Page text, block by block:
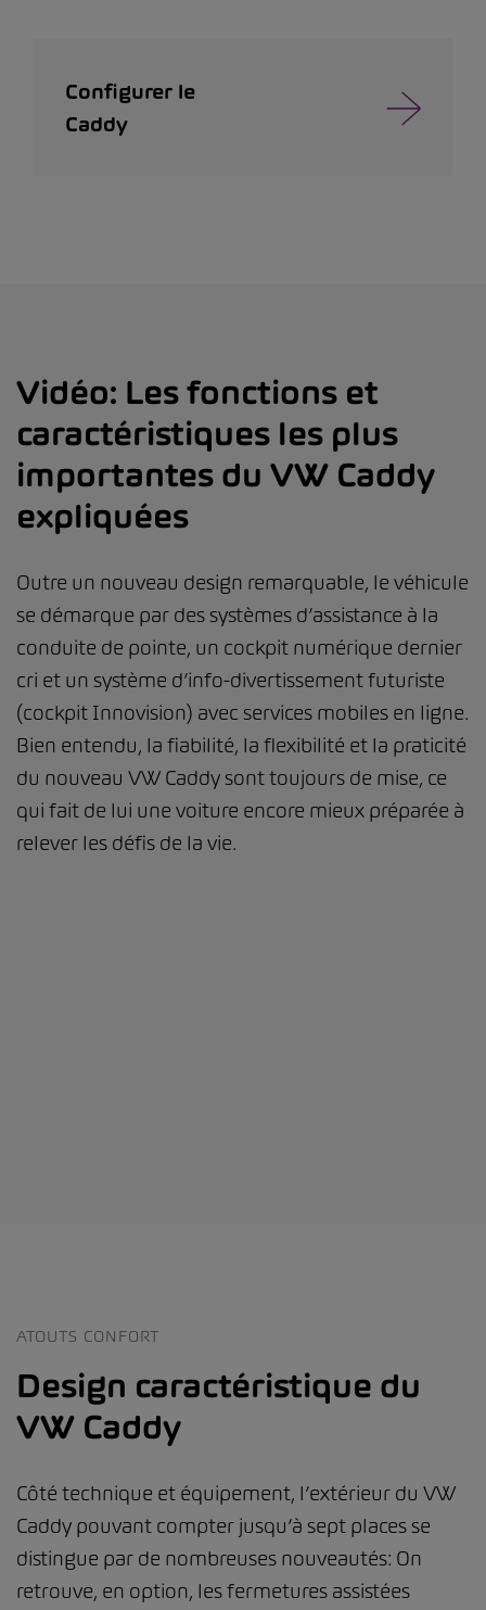
Configurer le
Caddy
Vidéo: Les fonctions et
caractéristiques les plus
importantes du VW Caddy
expliquées
Outre un nouveau design remarquable, le véhicule
se démarque par des systèmes d’assistance à la
conduite de pointe, un cockpit numérique dernier
cri et un système d’info-divertissement futuriste
(cockpit Innovision) avec services mobiles en ligne.
Bien entendu, la fiabilité, la flexibilité et la praticité
du nouveau VW Caddy sont toujours de mise, ce
qui fait de lui une voiture encore mieux préparée à
relever les défis de la vie.
ATOUTS CONFORT
Design caractéristique du
VW Caddy
Côté technique et équipement, l’extérieur du VW
Caddy pouvant compter jusqu’à sept places se
distingue par de nombreuses nouveautés: On
retrouve, en option, les fermetures assistées